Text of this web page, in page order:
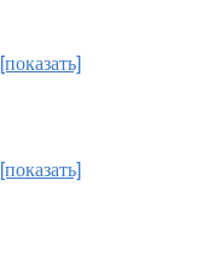
[показать]
[показать]